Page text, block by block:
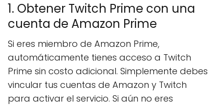
1. Obtener Twitch Prime con una
cuenta de Amazon Prime
Si eres miembro de Amazon Prime,
automáticamente tienes acceso a Twitch
Prime sin costo adicional. Simplemente debes
vincular tus cuentas de Amazon y Twitch
para activar el servicio. Si aún no eres